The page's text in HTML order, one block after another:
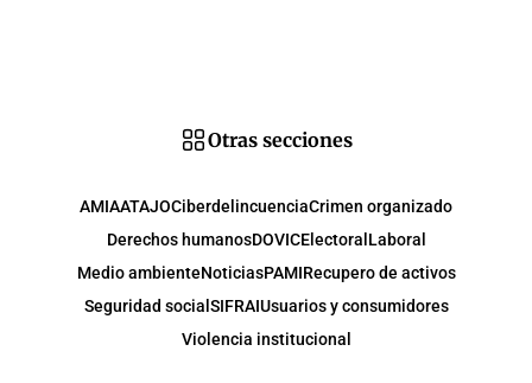
Otras secciones
AMIAATAJOCiberdelincuenciaCrimen organizado
Derechos humanosDOVICElectoral Laboral
Medio ambienteNoticiasPAMIRecupero de activos
Seguridad social SIFRAIUsuarios y consumidores
Violencia institucional